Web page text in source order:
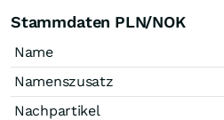
Stammdaten PLN/NOK
Name
Namenszusatz
Nachpartikel